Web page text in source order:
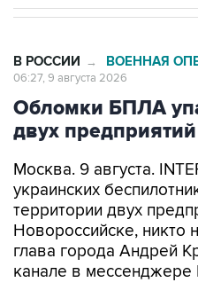
В РОССИИ → ВОЕННАЯ
06:27, 9 августа 2026
Обломки БПЛА
двух
Москва. 9 августа.
украинских
территории двух
Новороссийске, никто
глава города Андрей
канале в мессенджере